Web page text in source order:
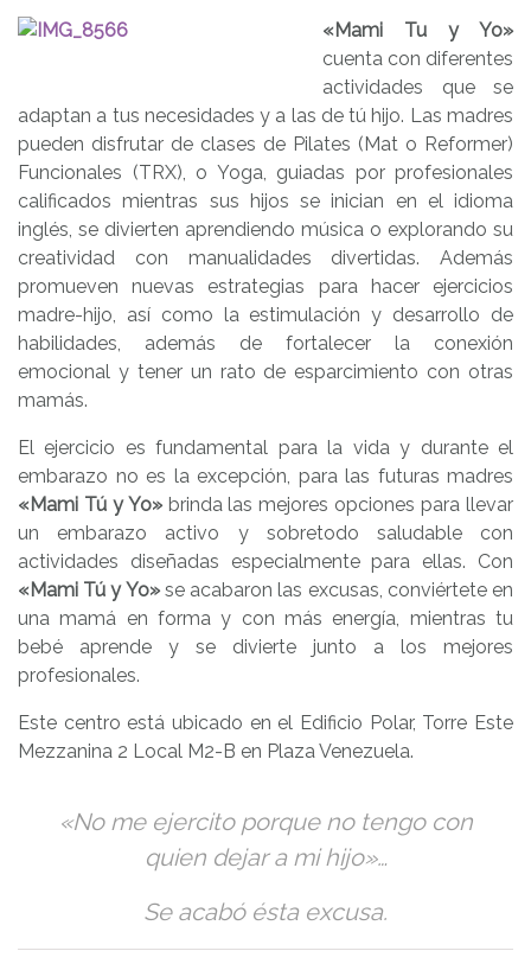
«Mami Tu y Yo»
cuenta con diferentes
actividades que se
adaptan a tus necesidades y a las de tú hijo. Las madres
pueden disfrutar de clases de Pilates (Mat o Reformer)
Funcionales (TRX), o Yoga, guiadas por profesionales
calificados mientras sus hijos se inician en el idioma
inglés, se divierten aprendiendo música o explorando su
creatividad con manualidades divertidas. Además
promueven nuevas estrategias para hacer ejercicios
madre-hijo, así como la estimulación y desarrollo de
habilidades, además de fortalecer la conexión
emocional y tener un rato de esparcimiento con otras
mamás.
El ejercicio es fundamental para la vida y durante el
embarazo no es la excepción, para las futuras madres
«Mami Tú y Yo»brinda las mejores opciones para llevar
un embarazo activo y sobretodo saludable con
actividades diseñadas especialmente para ellas. Con
«Mami Tú y Yo»se acabaron las excusas, conviértete en
una mamá en forma y con más energía, mientras tu
bebé aprende y se divierte junto a los mejores
profesionales.
Este centro está ubicado en el Edificio Polar, Torre Este
Mezzanina 2 Local M2-B en Plaza Venezuela.
«No me ejercito porque no tengo con
quien dejar a mi hijo»…
Se acabó ésta excusa.